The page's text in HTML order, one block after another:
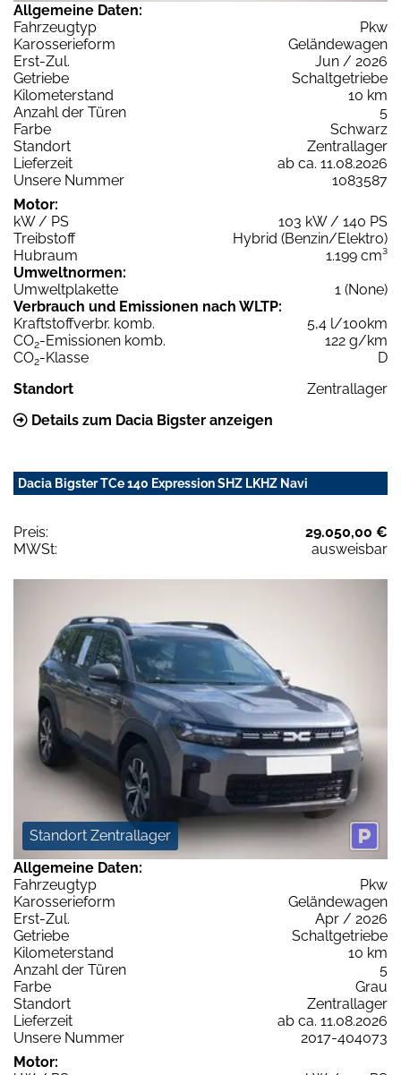
Allgemeine Daten:
Fahrzeugtyp
Pkw
Karosserieform
Geländewagen
Erst-Zul.
Jun / 2026
Getriebe
Schaltgetriebe
Kilometerstand
10 km
Anzahl der Türen
5
Farbe
Schwarz
Standort
Zentrallager
Lieferzeit
ab ca. 11.08.2026
Unsere Nummer
1083587
Motor:
kW / PS
103 kW / 140 PS
Treibstoff
Hybrid (Benzin/Elektro)
Hubraum
1.199 cm³
Umweltnormen:
Umweltplakette
1 (None)
Verbrauch und Emissionen nach WLTP:
Kraftstoffverbr. komb.
5,4 l/100km
CO2-Emissionen komb.
122 g/km
CO2-Klasse
D
Standort
Zentrallager
Details zum Dacia Bigster anzeigen
Dacia Bigster TCe 140 Expression SHZ LKHZ Navi
Preis:
29.050,00 €
MWSt:
ausweisbar
Standort Zentrallager
Allgemeine Daten:
Fahrzeugtyp
Pkw
Karosserieform
Geländewagen
Erst-Zul.
Apr / 2026
Getriebe
Schaltgetriebe
Kilometerstand
10 km
Anzahl der Türen
5
Farbe
Grau
Standort
Zentrallager
Lieferzeit
ab ca. 11.08.2026
Unsere Nummer
2017-404073
Motor: